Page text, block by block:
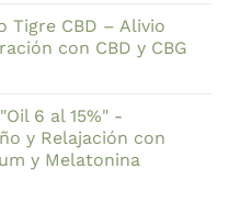
Tigre CBD – Alivio
con CBD y CBG
6 al 15%" -
y Relajación con
y Melatonina